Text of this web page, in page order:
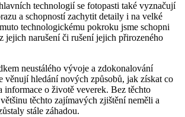
technologií se fotopasti také vyznačují
a schopností zachytit detaily i na velké
technologickému pokroku jsme schopni
jejich narušení či rušení jejich přirozeného
neustálého vývoje a zdokonalování
věnují hledání nových způsobů, jak získat co
informace o životě veverek. Bez těchto
těchto zajímavých zjištění neměli a
stále záhadou.